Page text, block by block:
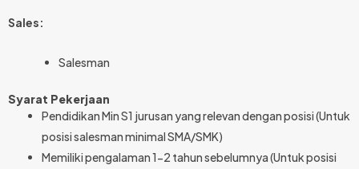
Sales:
Salesman
Syarat Pekerjaan
Pendidikan Min S1 jurusan yang relevan dengan posisi (Untuk
posisi salesman minimal SMA/SMK)
⁠Memiliki pengalaman 1-2 tahun sebelumnya (Untuk posisi